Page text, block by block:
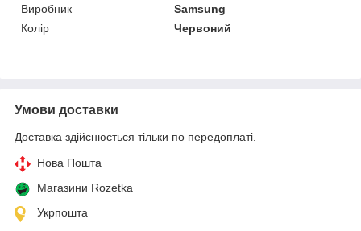
Виробник
Samsung
Колір
Червоний
Умови доставки
Доставка здійснюється тільки по передоплаті.
Нова Пошта
Магазини Rozetka
Укрпошта